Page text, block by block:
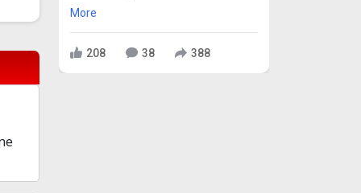
More
208 38 388